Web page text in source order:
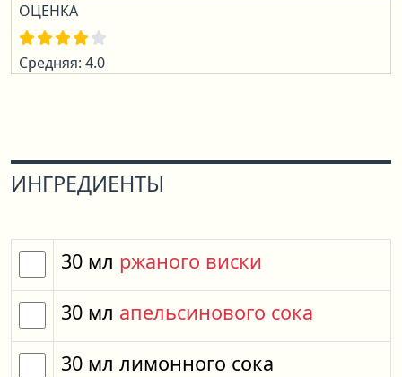
ОЦЕНКА
Средняя: 4.0
ИНГРЕДИЕНТЫ
30 мл ржаного виски
30 мл апельсинового сока
30 мл лимонного сока